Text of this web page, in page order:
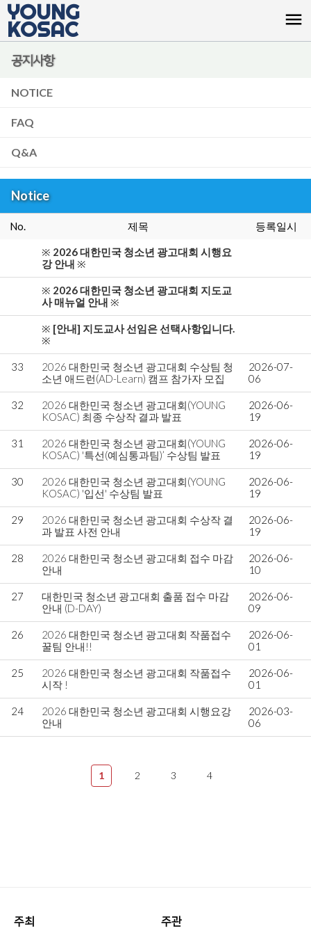
YOUNG
KOSAC menu
공지사항
NOTICE
FAQ
Q&A
Notice
No. 제목 등록일시
※ 2026 대한민국 청소년 광고대회 시행요
강 안내 ※
※ 2026 대한민국 청소년 광고대회 지도교
사 매뉴얼 안내 ※
※ [안내] 지도교사 선임은 선택사항입니다.
※
33
2026 대한민국 청소년 광고대회 수상팀 청
소년 애드런(AD-Learn) 캠프 참가자 모집
2026-07-
06
32
2026 대한민국 청소년 광고대회(YOUNG
KOSAC) 최종 수상작 결과 발표
2026-06-
19
31
2026 대한민국 청소년 광고대회(YOUNG
KOSAC) '특선(예심통과팀)’ 수상팀 발표
2026-06-
19
30
2026 대한민국 청소년 광고대회(YOUNG
KOSAC) '입선' 수상팀 발표
2026-06-
19
29
2026 대한민국 청소년 광고대회 수상작 결
과 발표 사전 안내
2026-06-
19
28
2026 대한민국 청소년 광고대회 접수 마감
안내
2026-06-
10
27
대한민국 청소년 광고대회 출품 접수 마감
안내 (D-DAY)
2026-06-
09
26
2026 대한민국 청소년 광고대회 작품접수
꿀팀 안내!!
2026-06-
01
25
2026 대한민국 청소년 광고대회 작품접수
시작 !
2026-06-
01
24
2026 대한민국 청소년 광고대회 시행요강
안내
2026-03-
06
1 2 3 4
주최 주관